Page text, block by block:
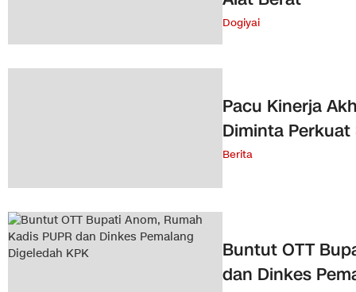
Dogiyai
Pacu Kinerja
Diminta Perkuat
Berita
Buntut OTT
dan Dinkes